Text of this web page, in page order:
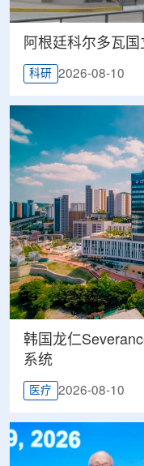
阿根廷科尔多瓦
科研 2026-08-10
韩国龙仁
系统
医疗 2026-08-10